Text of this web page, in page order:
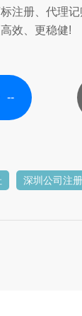
标注册、代理
效、更稳健!
--
深圳公司注